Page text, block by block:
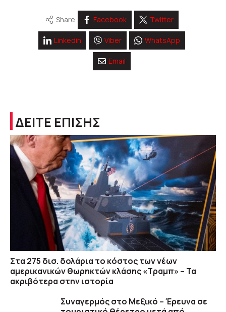
Share Facebook Twitter
Linkedin Viber WhatsApp
Email
ΔΕΙΤΕ ΕΠΙΣΗΣ
Στα 275 δισ. δολάρια το κόστος των νέων
αμερικανικών θωρηκτών κλάσης «Τραμπ» – Τα
ακριβότερα στην ιστορία
Συναγερμός στο Μεξικό – Έρευνα σε